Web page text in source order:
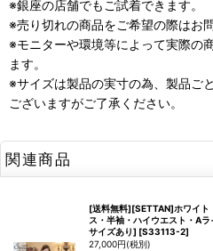
※銀座の店舗でもご試着できます。
※売り切れの商品をご希望の際はお
※モニターや環境等によって実際の
ます。
※サイズは製品の実寸の為、製品ご
ございますがご了承ください。
関連商品
[送料無料][SETTAN]ホワイト
ス・半袖・ハイウエスト・A
サイズあり] [S33113-2]
27,000円(税別)